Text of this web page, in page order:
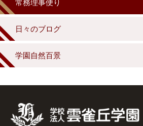
常務理事便り
日々のブログ
学園自然百景